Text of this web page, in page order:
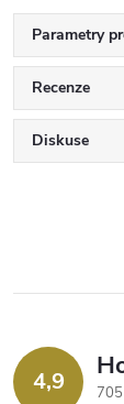
Parametry
Recenze
Diskuse
4,9